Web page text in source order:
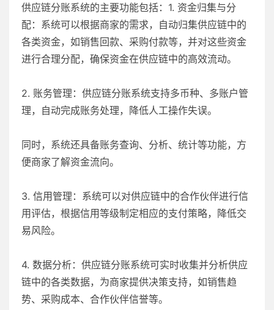
供应链分账系统的主要功能包括：1. 资金归集与分
配：系统可以根据商家的需求，自动归集供应链中的
各类资金，如销售回款、采购付款等，并对这些资金
进行合理分配，确保资金在供应链中的高效流动。
2. 账务管理：供应链分账系统支持多币种、多账户管
理，自动完成账务处理，降低人工操作失误。
同时，系统还具备账务查询、分析、统计等功能，方
便商家了解资金流向。
3. 信用管理：系统可以对供应链中的合作伙伴进行信
用评估，根据信用等级制定相应的支付策略，降低交
易风险。
4. 数据分析：供应链分账系统可实时收集并分析供应
链中的各类数据，为商家提供决策支持，如销售趋
势、采购成本、合作伙伴信誉等。